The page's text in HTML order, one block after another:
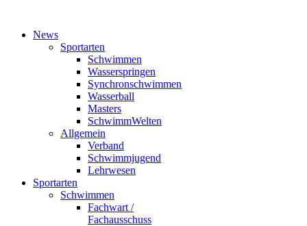
News
Sportarten
Schwimmen
Wasserspringen
Synchronschwimmen
Wasserball
Masters
SchwimmWelten
Allgemein
Verband
Schwimmjugend
Lehrwesen
Sportarten
Schwimmen
Fachwart /
Fachausschuss